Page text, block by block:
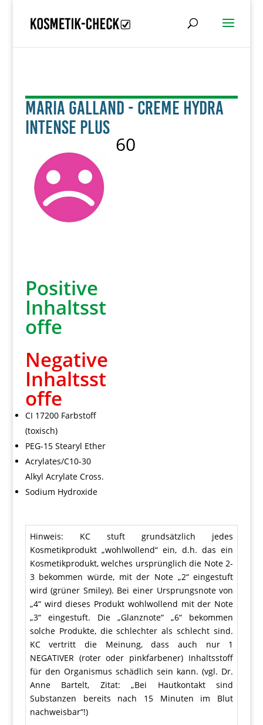
Maria Galland - Creme Hydra
Intense Plus
60
Positive
Inhaltsst
offe
Negative
Inhaltsst
offe
CI 17200 Farbstoff
(toxisch)
PEG-15 Stearyl Ether
Acrylates/C10-30
Alkyl Acrylate Cross.
Sodium Hydroxide
Hinweis: KC stuft grundsätzlich jedes
Kosmetikprodukt „wohlwollend“ ein, d.h. das ein
Kosmetikprodukt, welches ursprünglich die Note 2-
3 bekommen würde, mit der Note „2“ eingestuft
wird (grüner Smiley). Bei einer Ursprungsnote von
„4“ wird dieses Produkt wohlwollend mit der Note
„3“ eingestuft. Die „Glanznote“ „6“ bekommen
solche Produkte, die schlechter als schlecht sind.
KC vertritt die Meinung, dass auch nur 1
NEGATIVER (roter oder pinkfarbener) Inhaltsstoff
für den Organismus schädlich sein kann. (vgl. Dr.
Anne Bartelt, Zitat: „Bei Hautkontakt sind
Substanzen bereits nach 15 Minuten im Blut
nachweisbar“!)